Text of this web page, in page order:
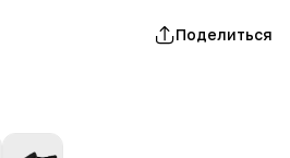
Поделиться